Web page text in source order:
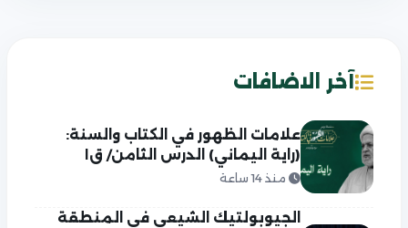
آخر الاضافات
علامات الظهور في الكتاب والسنة:
(راية اليماني) الدرس الثامن/ ق١
منذ 14 ساعة
الجيوبولتيك الشيعي في المنطقة